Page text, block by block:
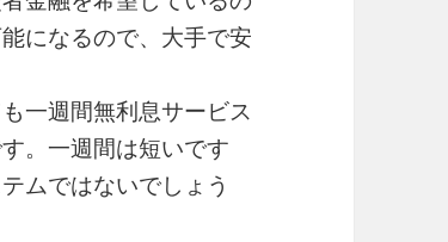
になるので、大手で安
一週間無利息サービス
。一週間は短いです
ムではないでしょう